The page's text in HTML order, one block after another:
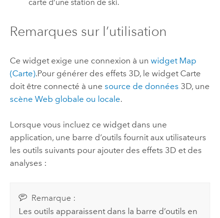
carte d’une station de ski.
Remarques sur l’utilisation
Ce widget exige une connexion à un widget Map
(Carte).Pour générer des effets 3D, le widget Carte
doit être connecté à une source de données 3D, une
scène Web globale ou locale.
Lorsque vous incluez ce widget dans une
application, une barre d’outils fournit aux utilisateurs
les outils suivants pour ajouter des effets 3D et des
analyses :
Remarque :
Les outils apparaissent dans la barre d’outils en